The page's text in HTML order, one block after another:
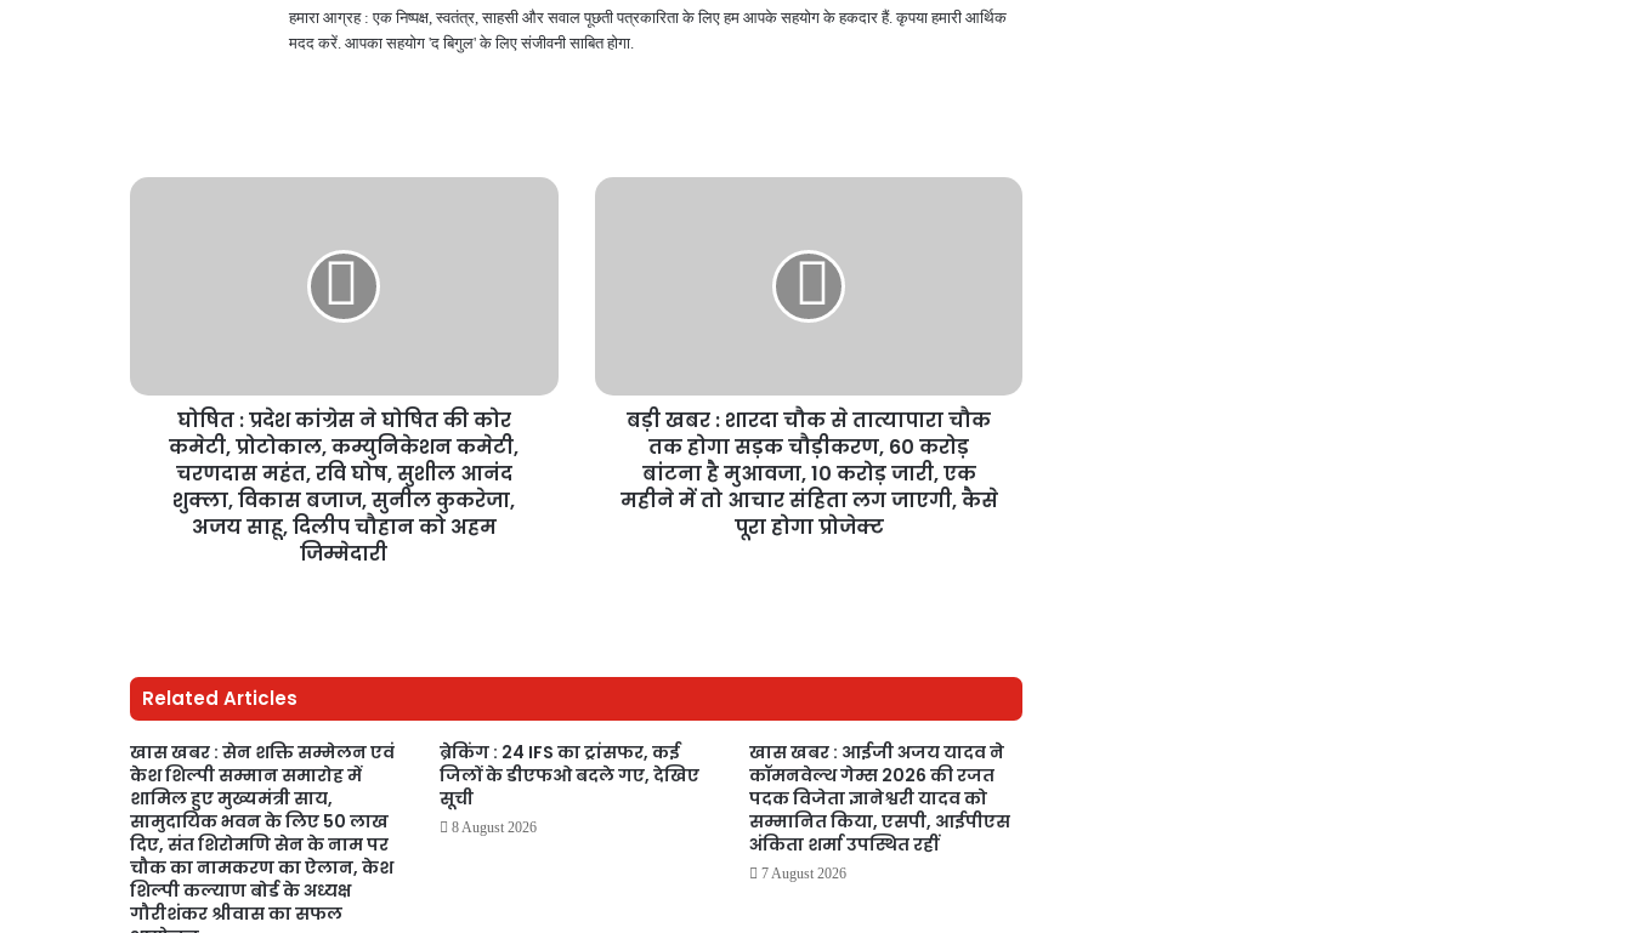
हमारा आग्रह : एक निष्पक्ष, स्वतंत्र, साहसी और सवाल पूछती पत्रकारिता के लिए हम आपके सहयोग के हकदार हैं. कृपया हमारी आर्थिक
मदद करें. आपका सहयोग 'द बिगुल' के लिए संजीवनी साबित होगा.
घोषित : प्रदेश कांग्रेस ने घोषित की कोर
कमेटी, प्रोटोकाल, कम्युनिकेशन कमेटी,
चरणदास महंत, रवि घोष, सुशील आनंद
शुक्ला, विकास बजाज, सुनील कुकरेजा,
अजय साहू, दिलीप चौहान को अहम
जिम्मेदारी
बड़ी खबर : शारदा चौक से तात्यापारा चौक
तक होगा सड़क चौड़ीकरण, 60 करोड़
बांटना है मुआवजा, 10 करोड़ जारी, एक
महीने में तो आचार संहिता लग जाएगी, कैसे
पूरा होगा प्रोजेक्ट
Related Articles
खास खबर : सेन शक्ति सम्मेलन एवं
केश शिल्पी सम्मान समारोह में
शामिल हुए मुख्यमंत्री साय,
सामुदायिक भवन के लिए 50 लाख
दिए, संत शिरोमणि सेन के नाम पर
चौक का नामकरण का ऐलान, केश
शिल्पी कल्याण बोर्ड के अध्यक्ष
गौरीशंकर श्रीवास का सफल
ब्रेकिंग : 24 IFS का ट्रांसफर, कई
जिलों के डीएफओ बदले गए, देखिए
सूची
8 August 2026
खास खबर : आईजी अजय यादव ने
कॉमनवेल्थ गेम्स 2026 की रजत
पदक विजेता ज्ञानेश्वरी यादव को
सम्मानित किया, एसपी, आईपीएस
अंकिता शर्मा उपस्थित रहीं
7 August 2026